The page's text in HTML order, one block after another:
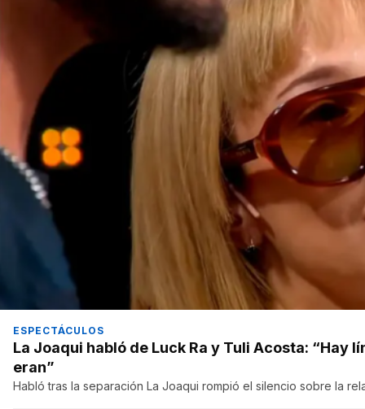
ESPECTÁCULOS
La Joaqui habló de Luck Ra y Tuli Acosta: “Hay
eran”
Habló tras la separación La Joaqui rompió el silencio sobre la